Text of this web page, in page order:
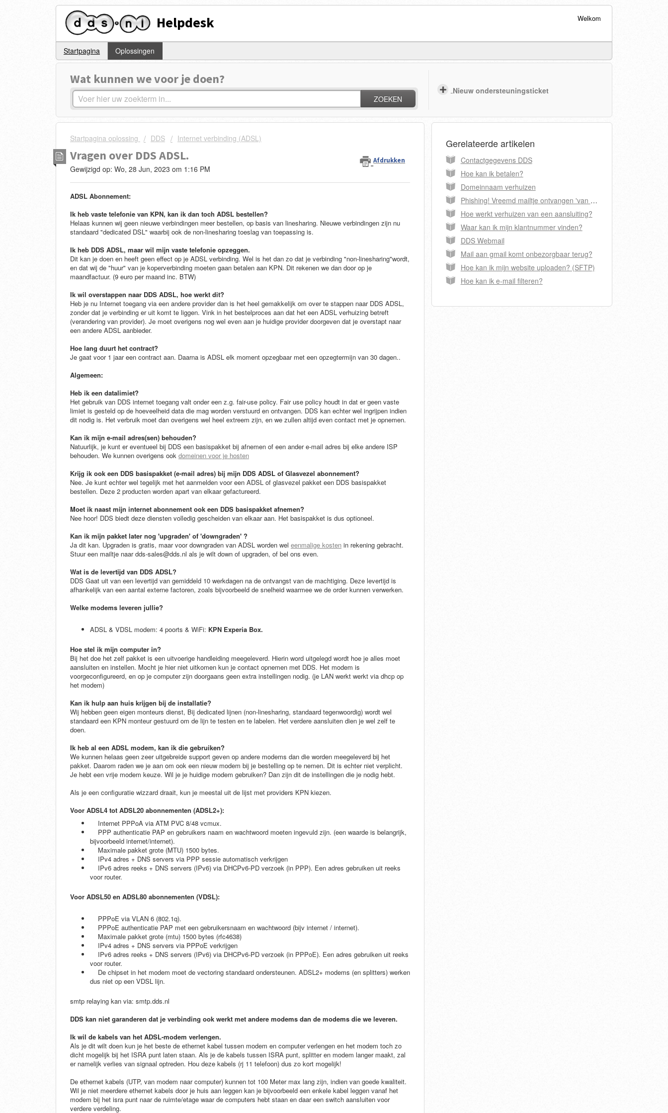
Helpdesk Welkom
Startpagina Oplossingen
Wat kunnen we voor je doen?
ZOEKEN
Nieuw ondersteuningsticket
Startpagina oplossing DDS Internet verbinding (ADSL)
Vragen over DDS ADSL. Afdrukken
Gewijzigd op: Wo, 28 Jun, 2023 om 1:16 PM
ADSL Abonnement:
Ik heb vaste telefonie van KPN, kan ik dan toch ADSL bestellen?
Helaas kunnen wij geen nieuwe verbindingen meer bestellen, op basis van linesharing. Nieuwe verbindingen zijn nu
standaard "dedicated DSL" waarbij ook de non-linesharing toeslag van toepassing is.
Ik heb DDS ADSL, maar wil mijn vaste telefonie opzeggen.
Dit kan je doen en heeft geen effect op je ADSL verbinding. Wel is het dan zo dat je verbinding "non-linesharing"wordt,
en dat wij de "huur" van je koperverbinding moeten gaan betalen aan KPN. Dit rekenen we dan door op je
maandfactuur. (9 euro per maand inc. BTW)
Ik wil overstappen naar DDS ADSL, hoe werkt dit?
Heb je nu Internet toegang via een andere provider dan is het heel gemakkelijk om over te stappen naar DDS ADSL,
zonder dat je verbinding er uit komt te liggen. Vink in het bestelproces aan dat het een ADSL verhuizing betreft
(verandering van provider). Je moet overigens nog wel even aan je huidige provider doorgeven dat je overstapt naar
een andere ADSL aanbieder.
Hoe lang duurt het contract?
Je gaat voor 1 jaar een contract aan. Daarna is ADSL elk moment opzegbaar met een opzegtermijn van 30 dagen..
Algemeen:
Heb ik een datalimiet?
Het gebruik van DDS internet toegang valt onder een z.g. fair-use policy. Fair use policy houdt in dat er geen vaste
limiet is gesteld op de hoeveelheid data die mag worden verstuurd en ontvangen. DDS kan echter wel ingrijpen indien
dit nodig is. Het verbruik moet dan overigens wel heel extreem zijn, en we zullen altijd even contact met je opnemen.
Kan ik mijn e-mail adres(sen) behouden?
Natuurlijk, je kunt er eventueel bij DDS een basispakket bij afnemen of een ander e-mail adres bij elke andere ISP
behouden. We kunnen overigens ook domeinen voor je hosten
Krijg ik ook een DDS basispakket (e-mail adres) bij mijn DDS ADSL of Glasvezel abonnement?
Nee. Je kunt echter wel tegelijk met het aanmelden voor een ADSL of glasvezel pakket een DDS basispakket
bestellen. Deze 2 producten worden apart van elkaar gefactureerd.
Moet ik naast mijn internet abonnement ook een DDS basispakket afnemen?
Nee hoor! DDS biedt deze diensten volledig gescheiden van elkaar aan. Het basispakket is dus optioneel.
Kan ik mijn pakket later nog 'upgraden' of 'downgraden' ?
Ja dit kan. Upgraden is gratis, maar voor downgraden van ADSL worden wel eenmalige kosten in rekening gebracht.
Stuur een mailtje naar dds-sales@dds.nl als je wilt down of upgraden, of bel ons even.
Wat is de levertijd van DDS ADSL?
DDS Gaat uit van een levertijd van gemiddeld 10 werkdagen na de ontvangst van de machtiging. Deze levertijd is
afhankelijk van een aantal externe factoren, zoals bijvoorbeeld de snelheid waarmee we de order kunnen verwerken.
Welke modems leveren jullie?
ADSL & VDSL modem: 4 poorts & WiFi: KPN Experia Box.
Hoe stel ik mijn computer in?
Bij het doe het zelf pakket is een uitvoerige handleiding meegeleverd. Hierin word uitgelegd wordt hoe je alles moet
aansluiten en instellen. Mocht je hier niet uitkomen kun je contact opnemen met DDS. Het modem is
voorgeconfigureerd, en op je computer zijn doorgaans geen extra instellingen nodig. (je LAN werkt werkt via dhcp op
het modem)
Kan ik hulp aan huis krijgen bij de installatie?
Wij hebben geen eigen monteurs dienst, Bij dedicated lijnen (non-linesharing, standaard tegenwoordig) wordt wel
standaard een KPN monteur gestuurd om de lijn te testen en te labelen. Het verdere aansluiten dien je wel zelf te
doen.
Ik heb al een ADSL modem, kan ik die gebruiken?
We kunnen helaas geen zeer uitgebreide support geven op andere modems dan die worden meegeleverd bij het
pakket. Daarom raden we je aan om ook een nieuw modem bij je bestelling op te nemen. Dit is echter niet verplicht.
Je hebt een vrije modem keuze. Wil je je huidige modem gebruiken? Dan zijn dit de instellingen die je nodig hebt.
Als je een configuratie wizzard draait, kun je meestal uit de lijst met providers KPN kiezen.
Voor ADSL4 tot ADSL20 abonnementen (ADSL2+):
Internet PPPoA via ATM PVC 8/48 vcmux.
PPP authenticatie PAP en gebruikers naam en wachtwoord moeten ingevuld zijn. (een waarde is belangrijk,
bijvoorbeeld internet/internet).
Maximale pakket grote (MTU) 1500 bytes.
IPv4 adres + DNS servers via PPP sessie automatisch verkrijgen
IPv6 adres reeks + DNS servers (IPv6) via DHCPv6-PD verzoek (in PPP). Een adres gebruiken uit reeks
voor router.
Voor ADSL50 en ADSL80 abonnementen (VDSL):
PPPoE via VLAN 6 (802.1q).
PPPoE authenticatie PAP met een gebruikersnaam en wachtwoord (bijv internet / internet).
Maximale pakket grote (mtu) 1500 bytes (rfc4638)
IPv4 adres + DNS servers via PPPoE verkrijgen
IPv6 adres reeks + DNS servers (IPv6) via DHCPv6-PD verzoek (in PPPoE). Een adres gebruiken uit reeks
voor router.
De chipset in het modem moet de vectoring standaard ondersteunen. ADSL2+ modems (en splitters) werken
dus niet op een VDSL lijn.
smtp relaying kan via: smtp.dds.nl
DDS kan niet garanderen dat je verbinding ook werkt met andere modems dan de modems die we leveren.
Ik wil de kabels van het ADSL-modem verlengen.
Als je dit wilt doen kun je het beste de ethernet kabel tussen modem en computer verlengen en het modem toch zo
dicht mogelijk bij het ISRA punt laten staan. Als je de kabels tussen ISRA punt, splitter en modem langer maakt, zal
er namelijk verlies van signaal optreden. Hou deze kabels (rj 11 telefoon) dus zo kort mogelijk!
De ethernet kabels (UTP, van modem naar computer) kunnen tot 100 Meter max lang zijn, indien van goede kwaliteit.
Wil je niet meerdere ethernet kabels door je huis aan leggen kan je bijvoorbeeld een enkele kabel leggen vanaf het
modem bij het isra punt naar de ruimte/etage waar de computers hebt staan en daar een switch aansluiten voor
verdere verdeling.
Gerelateerde artikelen
Contactgegevens DDS
Hoe kan ik betalen?
Domeinnaam verhuizen
Phishing! Vreemd mailtje ontvangen 'van DDS'?
Hoe werkt verhuizen van een aansluiting?
Waar kan ik mijn klantnummer vinden?
DDS Webmail
Mail aan gmail komt onbezorgbaar terug?
Hoe kan ik mijn website uploaden? (SFTP)
Hoe kan ik e-mail filteren?